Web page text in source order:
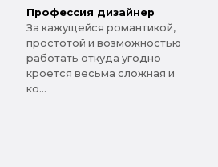
Профессия дизайнер
За кажущейся романтикой,
простотой и возможностью
работать откуда угодно
кроется весьма сложная и
ко...